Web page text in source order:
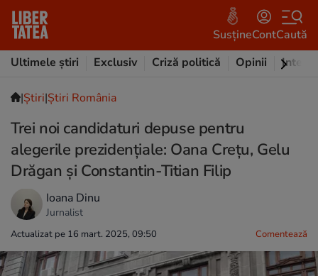
SusțineContCaută
Ultimele știri
Exclusiv Criză politică Opinii
|Ştiri|Știri România
Trei noi candidaturi depuse pentru
alegerile prezidențiale: Oana Crețu, Gelu
Drăgan și Constantin-Titian Filip
Ioana Dinu
Jurnalist
Actualizat pe 16 mart. 2025, 09:50 Comentează